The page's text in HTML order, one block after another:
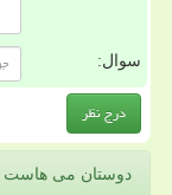
سوال:
دوستان می هاست